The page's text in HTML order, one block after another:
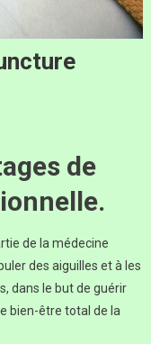
de
de la médecine
des aiguilles et à les
dans le but de guérir
bien-être total de la